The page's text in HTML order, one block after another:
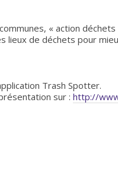
« action
lieux de déchets pour
Trash Spotter.
sur : http://